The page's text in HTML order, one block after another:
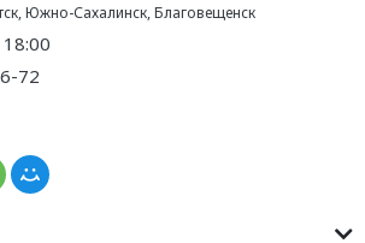
,Южно-Сахалинск,Благовещенск
72